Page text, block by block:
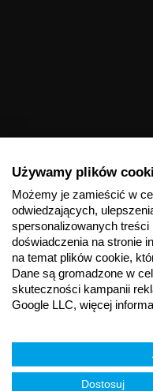
Używamy plików
Możemy je zamieścić w
odwiedzających,
spersonalizowanych treści
doświadczenia na stronie
na temat plików cookie,
Dane są gromadzone w
skuteczności kampanii
Google LLC, więcej
Dostosuj